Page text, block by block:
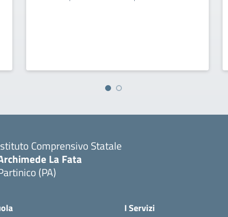
Comprensivo Statale
La Fata
(PA)
I Servizi